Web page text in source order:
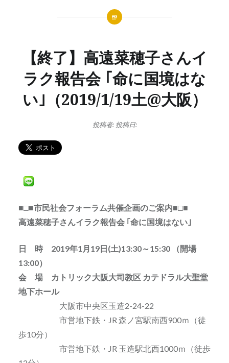
【終了】高遠菜穂子さんイ
ラク報告会 ｢命に国境はな
い｣（2019/1/19土@大阪）
投稿者: 投稿日:
■□■市民社会フォーラム共催企画のご案内■□■
高遠菜穂子さんイラク報告会 ｢命に国境はない｣
日 時 2019年1月19日(土)13:30～15:30 （開場
13:00）
会 場 カトリック大阪大司教区 カテドラル大聖堂
地下ホール
大阪市中央区玉造2-24-22
市営地下鉄・JR 森ノ宮駅南西900ｍ（徒
歩10分）
市営地下鉄・JR 玉造駅北西1000ｍ（徒歩